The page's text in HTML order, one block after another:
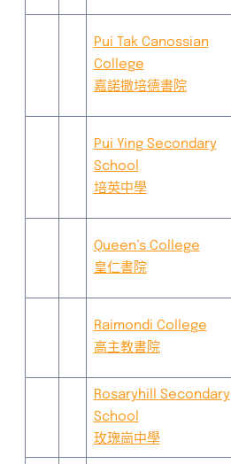
Pui Tak Canossian
College
嘉諾撒培德書院
Pui Ying Secondary
School
培英中學
Queen’s College
皇仁書院
Raimondi College
高主教書院
Rosaryhill Secondary
School
玫瑰崗中學